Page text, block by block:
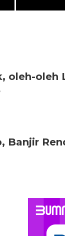
oleh-oleh
Banjir